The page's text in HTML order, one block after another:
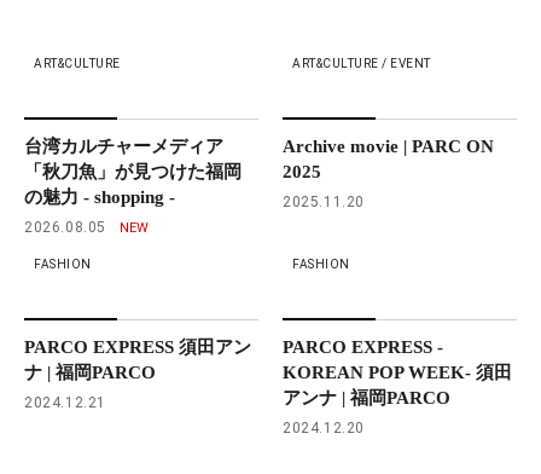
ART&CULTURE
台湾カルチャーメディア
「秋刀魚」が見つけた福岡
の魅力 - shopping -
2026.08.05
ART&CULTURE / EVENT
Archive movie | PARC ON
2025
2025.11.20
FASHION
PARCO EXPRESS 須田アン
ナ | 福岡PARCO
2024.12.21
FASHION
PARCO EXPRESS -
KOREAN POP WEEK- 須田
アンナ | 福岡PARCO
2024.12.20